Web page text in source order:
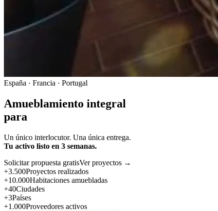
España · Francia · Portugal
Amueblamiento integral
para
Un único interlocutor. Una única entrega.
Tu activo listo en 3 semanas.
Solicitar propuesta gratisVer proyectos →
+3.500Proyectos realizados
+10.000Habitaciones amuebladas
+40Ciudades
+3Países
+1.000Proveedores activos